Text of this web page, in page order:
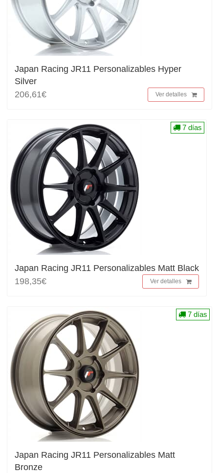
Japan Racing JR11 Personalizables Hyper
Silver
206,61€
Ver detalles
Japan Racing JR11 Personalizables Matt Black
198,35€
Ver detalles
7 días
Japan Racing JR11 Personalizables Matt
Bronze
7 días